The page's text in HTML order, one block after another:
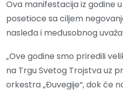
Ova manifestacija iz godine
posetioce sa ciljem
nasleđa i međusobnog
„Ove godine smo priredili
na Trgu Svetog Trojstva uz
orkestra „Đuvegije“, dok će